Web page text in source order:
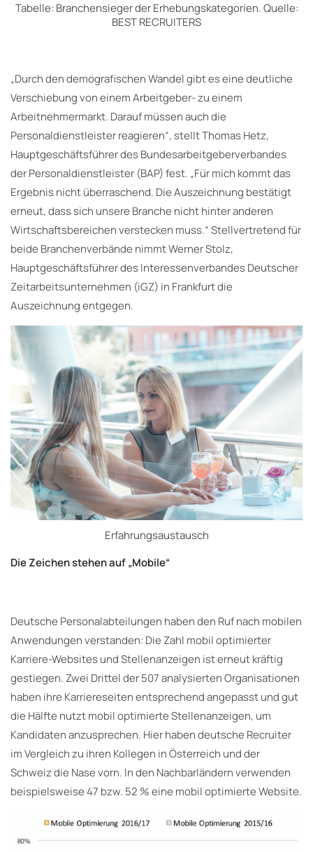
Tabelle: Branchensieger der Erhebungskategorien. Quelle:
BEST RECRUITERS
„Durch den demografischen Wandel gibt es eine deutliche
Verschiebung von einem Arbeitgeber- zu einem
Arbeitnehmermarkt. Darauf müssen auch die
Personaldienstleister reagieren“, stellt Thomas Hetz,
Hauptgeschäftsführer des Bundesarbeitgeberverbandes
der Personaldienstleister (BAP) fest. „Für mich kommt das
Ergebnis nicht überraschend. Die Auszeichnung bestätigt
erneut, dass sich unsere Branche nicht hinter anderen
Wirtschaftsbereichen verstecken muss.“ Stellvertretend für
beide Branchenverbände nimmt Werner Stolz,
Hauptgeschäftsführer des Interessenverbandes Deutscher
Zeitarbeitsunternehmen (iGZ) in Frankfurt die
Auszeichnung entgegen.
Erfahrungsaustausch
Die Zeichen stehen auf „Mobile“
Deutsche Personalabteilungen haben den Ruf nach mobilen
Anwendungen verstanden: Die Zahl mobil optimierter
Karriere-Websites und Stellenanzeigen ist erneut kräftig
gestiegen. Zwei Drittel der 507 analysierten Organisationen
haben ihre Karriereseiten entsprechend angepasst und gut
die Hälfte nutzt mobil optimierte Stellenanzeigen, um
Kandidaten anzusprechen. Hier haben deutsche Recruiter
im Vergleich zu ihren Kollegen in Österreich und der
Schweiz die Nase vorn. In den Nachbarländern verwenden
beispielsweise 47 bzw. 52 % eine mobil optimierte Website.